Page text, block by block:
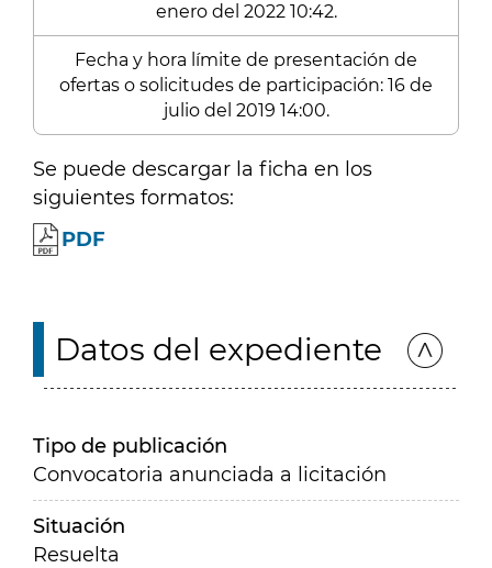
enero del 2022 10:42.
Fecha y hora límite de presentación de
ofertas o solicitudes de participación: 16 de
julio del 2019 14:00.
Se puede descargar la ficha en los
siguientes formatos:
PDF
Datos del expediente
Tipo de publicación
Convocatoria anunciada a licitación
Situación
Resuelta